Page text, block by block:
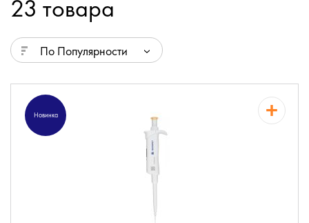
23 товара
По Популярности
Новинка